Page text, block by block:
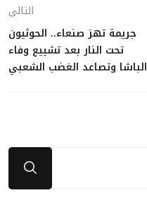
التالي
جريمة تهز صنعاء.. الحوثيون
تحت النار بعد تشييع وفاء
الباشا وتصاعد الغضب الشعبي